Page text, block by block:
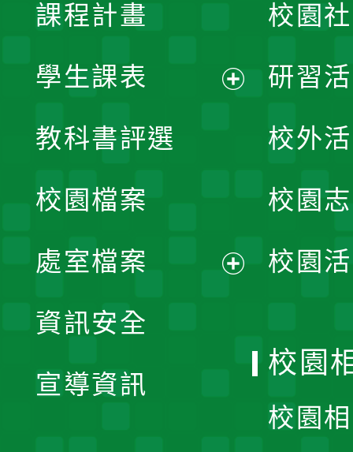
課程計畫
學生課表
單
教科書評選
校園檔案
處室檔案
資訊安全
宣導資訊
校園
研習
校外
校園
校園
校園
校園